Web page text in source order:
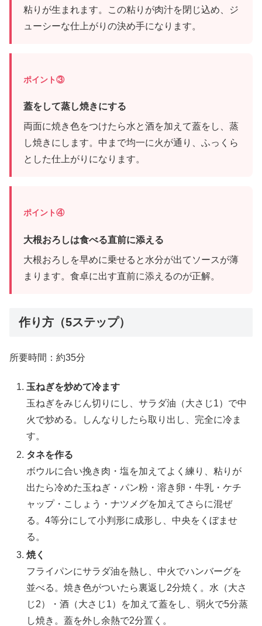
粘りが生まれます。この粘りが肉汁を閉じ込め、ジ
ューシーな仕上がりの決め手になります。
ポイント③
蓋をして蒸し焼きにする
両面に焼き色をつけたら水と酒を加えて蓋をし、蒸
し焼きにします。中まで均一に火が通り、ふっくら
とした仕上がりになります。
ポイント④
大根おろしは食べる直前に添える
大根おろしを早めに乗せると水分が出てソースが薄
まります。食卓に出す直前に添えるのが正解。
作り方（5ステップ）
所要時間：約35分
玉ねぎを炒めて冷ます
玉ねぎをみじん切りにし、サラダ油（大さじ1）で中
火で炒める。しんなりしたら取り出し、完全に冷ま
す。
タネを作る
ボウルに合い挽き肉・塩を加えてよく練り、粘りが
出たら冷めた玉ねぎ・パン粉・溶き卵・牛乳・ケチ
ャップ・こしょう・ナツメグを加えてさらに混ぜ
る。4等分にして小判形に成形し、中央をくぼませ
る。
焼く
フライパンにサラダ油を熱し、中火でハンバーグを
並べる。焼き色がついたら裏返し2分焼く。水（大さ
じ2）・酒（大さじ1）を加えて蓋をし、弱火で5分蒸
し焼き。蓋を外し余熱で2分置く。